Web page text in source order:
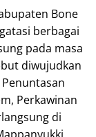
Bone
berbagai
pada masa
diwujudkan
Perkawinan
di